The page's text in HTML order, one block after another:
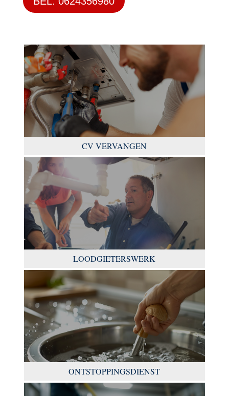
CV VERVANGEN
LOODGIETERSWERK
ONTSTOPPINGSDIENST